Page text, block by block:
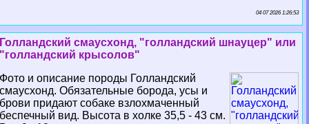
04 07 2026 1:26:53
Голландский смаусхонд, "голландский шнауцер" или
"голландский крысолов"
Фото и описание породы Голландский
смаусхонд. Обязательные борода, усы и
брови придают собаке взлохмаченный
беспечный вид. Высота в холке 35,5 - 43 см.